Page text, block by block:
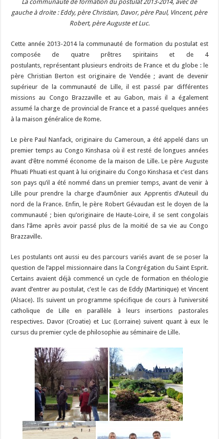
La communauté de formation du postulat 2013-2014, avec de
gauche à droite : Eddy, père Christian, Davor, père Paul, Vincent, père
Robert, père Auguste et Luc.
Cette année 2013-2014 la communauté de formation du postulat est
composée de quatre prêtres spiritains et de 4
postulants, représentant plusieurs endroits de France et du globe : le
père Christian Berton est originaire de Vendée ; avant de devenir
supérieur de la communauté de Lille, il est passé par différentes
missions au Congo Brazzaville et au Gabon, mais il a également
assumé la charge de provincial de France et a passé quelques années
à la maison généralice de Rome.
Le père Paul Nanfack, originaire du Cameroun, a été appelé dans un
premier temps au Congo Kinshasa où il est resté de longues années
avant d’être nommé économe de la maison de Lille. Le père Auguste
Phuati Phuati est quant à lui originaire du Congo Kinshasa et c’est dans
son pays qu’il a été nommé dans un premier temps, avant de venir à
Lille pour prendre la charge d’aumônier aux Apprentis d’Auteuil du
nord de la France. Enfin, le père Robert Gévaudan est le doyen de la
communauté ; bien qu’originaire de Haute-Loire, il se sent congolais
dans l’âme après avoir passé plus de la moitié de sa vie au Congo
Brazzaville.
Les postulants ont aussi eu des parcours variés avant de se poser la
question de l’appel missionnaire dans la Congrégation du Saint Esprit.
Certains avaient déjà commencé un cycle de formation en théologie
avant d’entrer au postulat, c’est le cas de Eddy (Martinique) et Vincent
(Alsace). Ils suivent un programme spécifique de cours à l’université
catholique de Lille en parallèle à leurs insertions pastorales
respectives. Davor (Croatie) et Luc (Lorraine) suivent quant à eux le
cursus du premier cycle de philosophie au séminaire de Lille.